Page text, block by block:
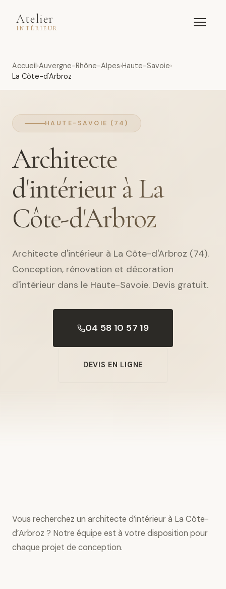
Atelier
INTÉRIEUR
Accueil Auvergne-Rhône-Alpes Haute-Savoie
La Côte-d'Arbroz
HAUTE-SAVOIE (74)
Architecte
d'intérieur à La
Côte-d'Arbroz
Architecte d'intérieur à La Côte-d'Arbroz (74).
Conception, rénovation et décoration
d'intérieur dans le Haute-Savoie. Devis gratuit.
04 58 10 57 19
DEVIS EN LIGNE
Vous recherchez un architecte d’intérieur à La Côte-
d’Arbroz ? Notre équipe est à votre disposition pour
chaque projet de conception.